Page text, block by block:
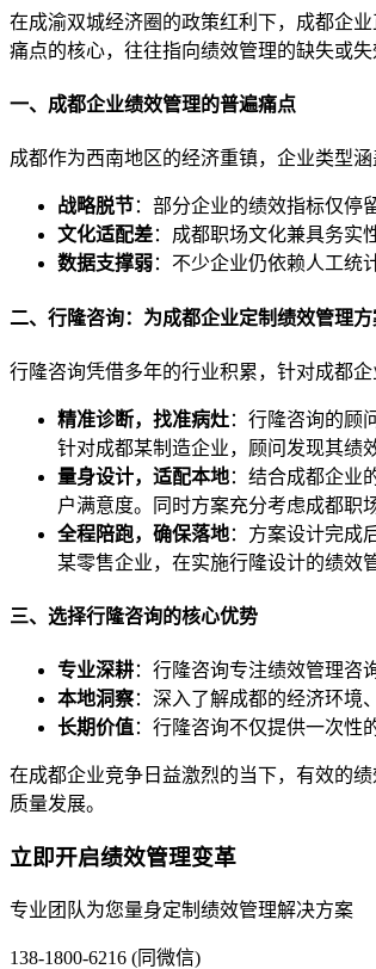
在成渝双城经济圈的政策红利下，成都企
痛点的核心，往往指向绩效管理的缺失或
一、成都企业绩效管理的普遍痛点
成都作为西南地区的经济重镇，企业类型
战略脱节：部分企业的绩效指标仅停
文化适配差：成都职场文化兼具务实
数据支撑弱：不少企业仍依赖人工统
二、行隆咨询：为成都企业定制绩效管理方
行隆咨询凭借多年的行业积累，针对成都
精准诊断，找准病灶：行隆咨询的顾
针对成都某制造企业，顾问发现其绩
量身设计，适配本地：结合成都企业
户满意度。同时方案充分考虑成都职
全程陪跑，确保落地：方案设计完成
某零售企业，在实施行隆设计的绩效
三、选择行隆咨询的核心优势
专业深耕：行隆咨询专注绩效管理咨
本地洞察：深入了解成都的经济环境
长期价值：行隆咨询不仅提供一次性
在成都企业竞争日益激烈的当下，有效的
质量发展。
立即开启绩效管理变革
专业团队为您量身定制绩效管理解决方案
138-1800-6216 (同微信)